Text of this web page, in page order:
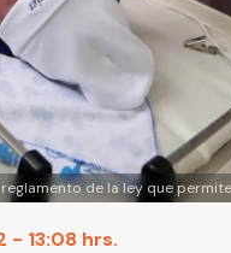
de la ley que
- 13:08 hrs.